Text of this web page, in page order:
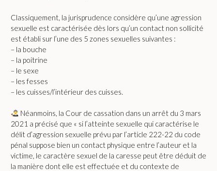
Classiquement, la jurisprudence considère qu’une agression
sexuelle est caractérisée dès lors qu’un contact non sollicité
est établi sur l’une des 5 zones sexuelles suivantes :
– la bouche
– la poitrine
– le sexe
– les fesses
– les cuisses/l’intérieur des cuisses.
Néanmoins, la Cour de cassation dans un arrêt du 3 mars
2021 a précisé que « si l’atteinte sexuelle qui caractérise le
délit d’agression sexuelle prévu par l’article 222-22 du code
pénal suppose bien un contact physique entre l’auteur et la
victime, le caractère sexuel de la caresse peut être déduit de
la manière dont elle est effectuée et du contexte de